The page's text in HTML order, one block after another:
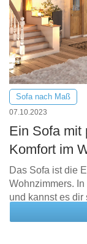
Sofa nach Maß
07.10.2023
Ein Sofa mit
Komfort im
Das Sofa ist die
Wohnzimmers.
und kannst es dir